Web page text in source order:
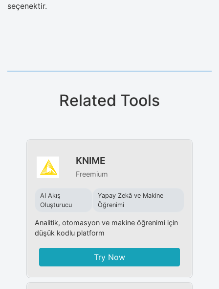
seçenektir.
Related Tools
KNIME
Freemium
AI Akış
Oluşturucu
Yapay Zekâ ve Makine
Öğrenimi
Analitik, otomasyon ve makine öğrenimi için
düşük kodlu platform
Try Now